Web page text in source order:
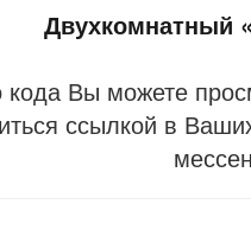
Двухкомнатный
Вы можете
ссылкой в